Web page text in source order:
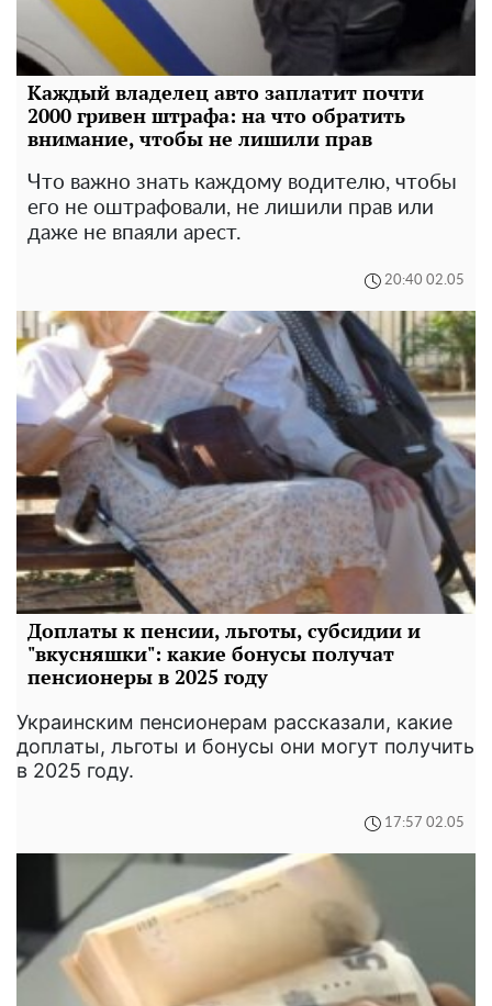
Каждый владелец авто заплатит почти
2000 гривен штрафа: на что обратить
внимание, чтобы не лишили прав
Что важно знать каждому водителю, чтобы
его не оштрафовали, не лишили прав или
даже не впаяли арест.
20:40 02.05
Доплаты к пенсии, льготы, субсидии и
"вкусняшки": какие бонусы получат
пенсионеры в 2025 году
Украинским пенсионерам рассказали, какие
доплаты, льготы и бонусы они могут получить
в 2025 году.
17:57 02.05